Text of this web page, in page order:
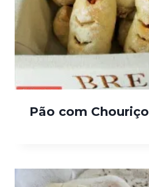
Pão com Chouriço